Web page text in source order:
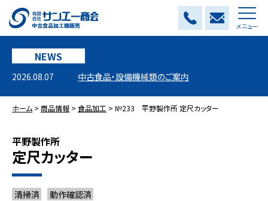
メニュー
NEWS
2026.08.07 中古食品・設備機械類のご案内
ホーム > 商品情報 > 食品加工 > №233 平野製作所 定尺カッター
平野製作所
定尺カッター
清掃済 動作確認済